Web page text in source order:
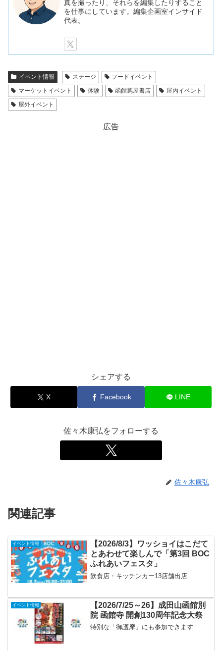
真を撮ったり、それらを編集したりすること
を仕事にしています。編集企画室インサイド
代表。
イベント情報 ステージ
フードイベント
マーケットイベント
体験 函館蔦屋書店
屋内イベント
屋外イベント
広告
シェアする
X Facebook LINE
佐々木康弘をフォローする
佐々木康弘
関連記事
イベント情報
【2026/8/3】ワッショイはこだて
とあわせて楽しんで「第3回 BOC
ふれあいフェスタ」
飲食店・キッチンカー13店舗出店
イベント情報
【2026/7/25～26】成田山函館別
院 函館寺 開創130周年記念大祭
特別な「御護摩」にも参加できます